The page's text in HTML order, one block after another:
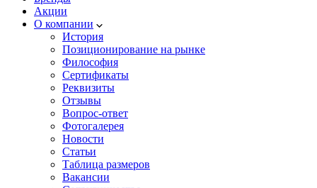
Акции
О компании
История
Позиционирование на рынке
Философия
Сертификаты
Реквизиты
Отзывы
Вопрос-ответ
Фотогалерея
Новости
Статьи
Таблица размеров
Вакансии